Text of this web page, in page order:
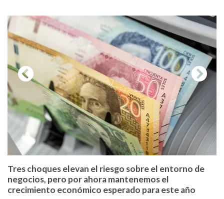
Tres choques elevan el riesgo sobre el entorno de
negocios, pero por ahora mantenemos el
crecimiento económico esperado para este año
Previous Next